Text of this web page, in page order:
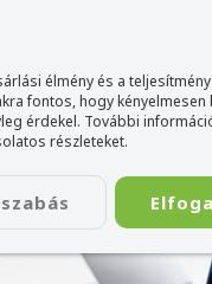
élmény és a
fontos, hogy
érdekel. További
részleteket.
KAPCSOLAT